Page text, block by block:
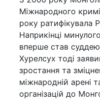
Міжнародного
року ратифікувала
Наприкінці
вперше став
Хурелсух тоді
зростання та
міжнародній арені
організацій до